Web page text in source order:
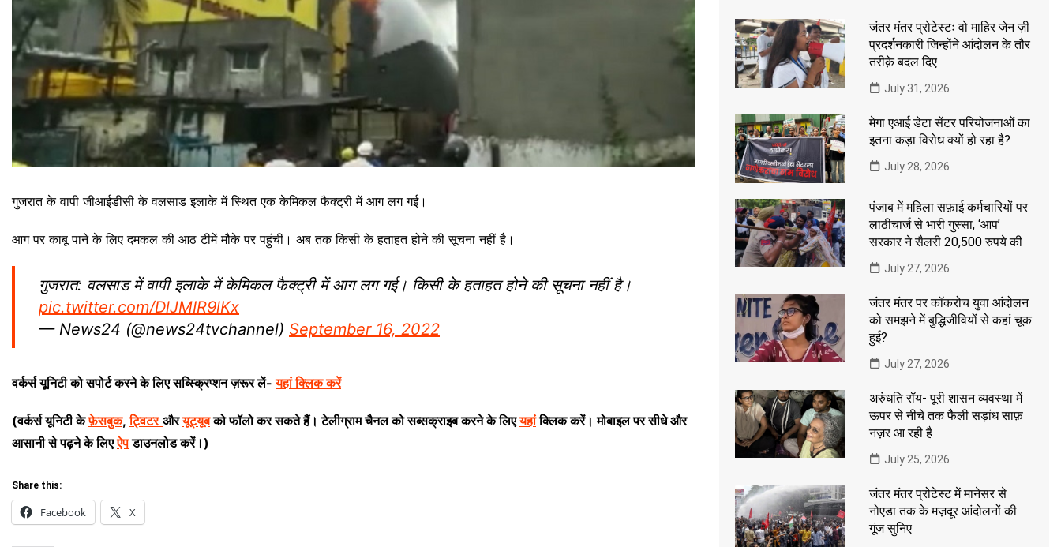
गुजरात के वापी जीआईडीसी के वलसाड इलाके में स्थित एक केमिकल फैक्ट्री में आग लग गई।
आग पर काबू पाने के लिए दमकल की आठ टीमें मौके पर पहुंचीं। अब तक किसी के हताहत होने की सूचना नहीं है।
गुजरात: वलसाड में वापी इलाके में केमिकल फैक्ट्री में आग लग गई। किसी के हताहत होने की सूचना नहीं है।
pic.twitter.com/DlJMIR9lKx
— News24 (@news24tvchannel) September 16, 2022
वर्कर्स यूनिटी को सपोर्ट करने के लिए सब्स्क्रिप्शन ज़रूर लें-यहां क्लिक करें
(वर्कर्स यूनिटी केफ़ेसबुक,ट्विटर औरयूट्यूब को फॉलो कर सकते हैं। टेलीग्राम चैनल को सब्सक्राइब करने के लिएयहां क्लिक करें। मोबाइल पर सीधे और
आसानी से पढ़ने के लिएऐपडाउनलोड करें।)
Share this:
Facebook X
जंतर मंतर प्रोटेस्टः वो माहिर जेन ज़ी
प्रदर्शनकारी जिन्होंने आंदोलन के तौर
तरीक़े बदल दिए
July 31, 2026
मेगा एआई डेटा सेंटर परियोजनाओं का
इतना कड़ा विरोध क्यों हो रहा है?
July 28, 2026
पंजाब में महिला सफ़ाई कर्मचारियों पर
लाठीचार्ज से भारी गुस्सा, ‘आप’
सरकार ने सैलरी 20,500 रुपये की
July 27, 2026
जंतर मंतर पर कॉकरोच युवा आंदोलन
को समझने में बुद्धिजीवियों से कहां चूक
हुई?
July 27, 2026
अरुंधति रॉय- पूरी शासन व्यवस्था में
ऊपर से नीचे तक फैली सड़ांध साफ़
नज़र आ रही है
July 25, 2026
जंतर मंतर प्रोटेस्ट में मानेसर से
नोएडा तक के मज़दूर आंदोलनों की
गूंज सुनिए